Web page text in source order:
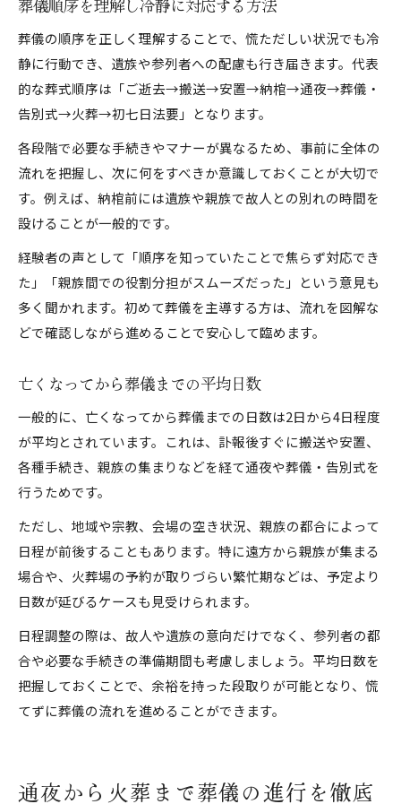
葬儀順序を理解し冷静に対応する方法
葬儀の順序を正しく理解することで、慌ただしい状況でも冷
静に行動でき、遺族や参列者への配慮も行き届きます。代表
的な葬式順序は「ご逝去→搬送→安置→納棺→通夜→葬儀・
告別式→火葬→初七日法要」となります。
各段階で必要な手続きやマナーが異なるため、事前に全体の
流れを把握し、次に何をすべきか意識しておくことが大切で
す。例えば、納棺前には遺族や親族で故人との別れの時間を
設けることが一般的です。
経験者の声として「順序を知っていたことで焦らず対応でき
た」「親族間での役割分担がスムーズだった」という意見も
多く聞かれます。初めて葬儀を主導する方は、流れを図解な
どで確認しながら進めることで安心して臨めます。
亡くなってから葬儀までの平均日数
一般的に、亡くなってから葬儀までの日数は2日から4日程度
が平均とされています。これは、訃報後すぐに搬送や安置、
各種手続き、親族の集まりなどを経て通夜や葬儀・告別式を
行うためです。
ただし、地域や宗教、会場の空き状況、親族の都合によって
日程が前後することもあります。特に遠方から親族が集まる
場合や、火葬場の予約が取りづらい繁忙期などは、予定より
日数が延びるケースも見受けられます。
日程調整の際は、故人や遺族の意向だけでなく、参列者の都
合や必要な手続きの準備期間も考慮しましょう。平均日数を
把握しておくことで、余裕を持った段取りが可能となり、慌
てずに葬儀の流れを進めることができます。
通夜から火葬まで葬儀の進行を徹底